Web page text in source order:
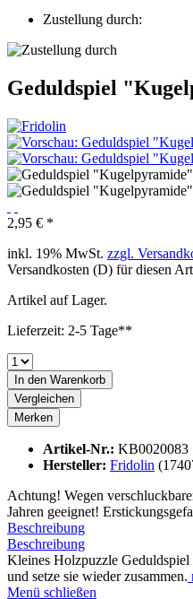
Zustellung durch:
Geduldspiel
2,95 € *
inkl. 19% MwSt. zzgl.
Versandkosten (D) für diesen
Artikel auf Lager.
Lieferzeit: 2-5 Tage**
In den Warenkorb
Vergleichen
Merken
Artikel-Nr.: KB0020083
Hersteller: Fridolin
Achtung! Wegen
Jahren geeignet!
Beschreibung
Beschreibung
Kleines Holzpuzzle
und setze sie wieder zusammen.
Menü schließen